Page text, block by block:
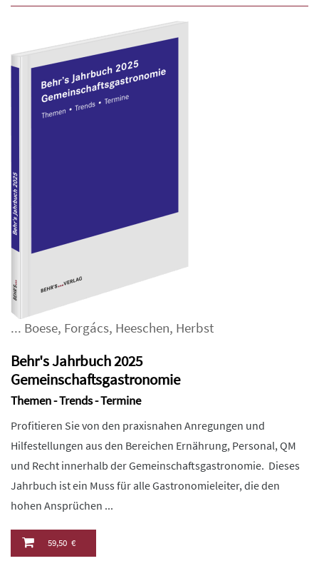
... Boese, Forgács, Heeschen, Herbst
Behr's Jahrbuch 2025
Gemeinschaftsgastronomie
Themen - Trends - Termine
Profitieren Sie von den praxisnahen Anregungen und
Hilfestellungen aus den Bereichen Ernährung, Personal, QM
und Recht innerhalb der Gemeinschaftsgastronomie. Dieses
Jahrbuch ist ein Muss für alle Gastronomieleiter, die den
hohen Ansprüchen ...
59,50 €